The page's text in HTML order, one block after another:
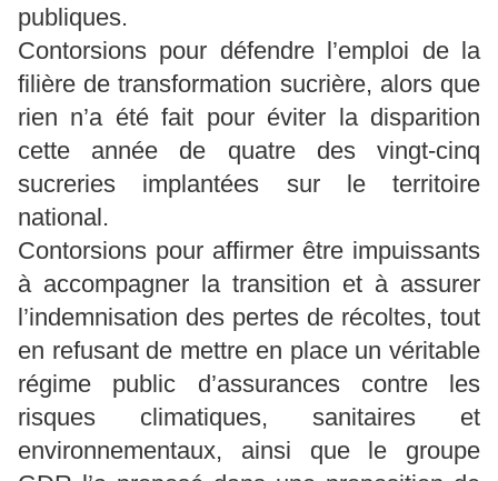
publiques.
Contorsions pour défendre l’emploi de la
filière de transformation sucrière, alors que
rien n’a été fait pour éviter la disparition
cette année de quatre des vingt-cinq
sucreries implantées sur le territoire
national.
Contorsions pour affirmer être impuissants
à accompagner la transition et à assurer
l’indemnisation des pertes de récoltes, tout
en refusant de mettre en place un véritable
régime public d’assurances contre les
risques climatiques, sanitaires et
environnementaux, ainsi que le groupe